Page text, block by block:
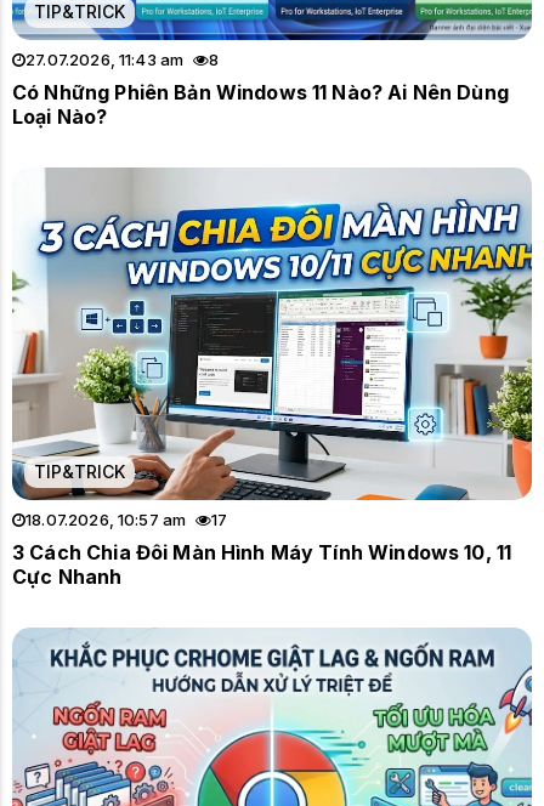
TIP&TRICK
27.07.2026, 11:43 am 8
Có Những Phiên Bản Windows 11 Nào? Ai Nên Dùng
Loại Nào?
TIP&TRICK
18.07.2026, 10:57 am 17
3 Cách Chia Đôi Màn Hình Máy Tính Windows 10, 11
Cực Nhanh